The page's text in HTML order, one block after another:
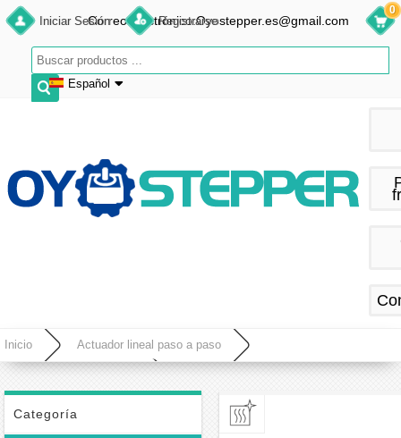
Iniciar Sesión Registrarse
Español
Français
Español
Correo electrónico:Oyostepper.es@gmail.com
0
Inicio Actuador lineal paso a paso
Categoría